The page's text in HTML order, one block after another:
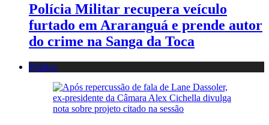
Polícia Militar recupera veículo
furtado em Araranguá e prende autor
do crime na Sanga da Toca
Política